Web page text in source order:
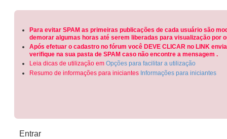
Para evitar SPAM as primeiras publicações de cada usuário são
demorar algumas horas até serem liberadas para visualização por
Após efetuar o cadastro no fórum você DEVE CLICAR no LINK
verifique na sua pasta de SPAM caso não encontre a mensagem .
Leia dicas de utilização em Opções para facilitar a utilização
Resumo de informações para iniciantes Informações para iniciantes
Entrar